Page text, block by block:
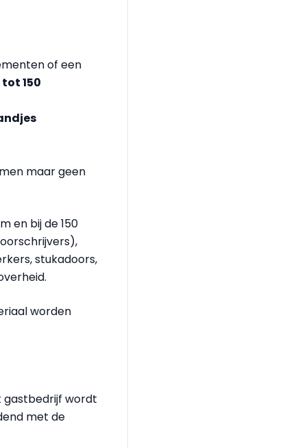
of een
150
maar geen
en bij de 150
stukadoors,
worden
gastbedrijf wordt
met de